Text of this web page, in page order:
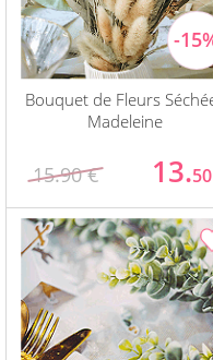
Bouquet de Fleurs
Madeleine
15.90 € 13.50